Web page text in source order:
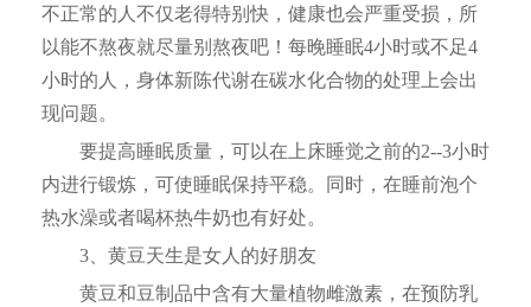
不正常的人不仅老得特别快，健康也会严重受损，所
以能不熬夜就尽量别熬夜吧！每晚睡眠4小时或不足4
小时的人，身体新陈代谢在碳水化合物的处理上会出
现问题。
要提高睡眠质量，可以在上床睡觉之前的2--3小时
内进行锻炼，可使睡眠保持平稳。同时，在睡前泡个
热水澡或者喝杯热牛奶也有好处。
3、黄豆天生是女人的好朋友
黄豆和豆制品中含有大量植物雌激素，在预防乳